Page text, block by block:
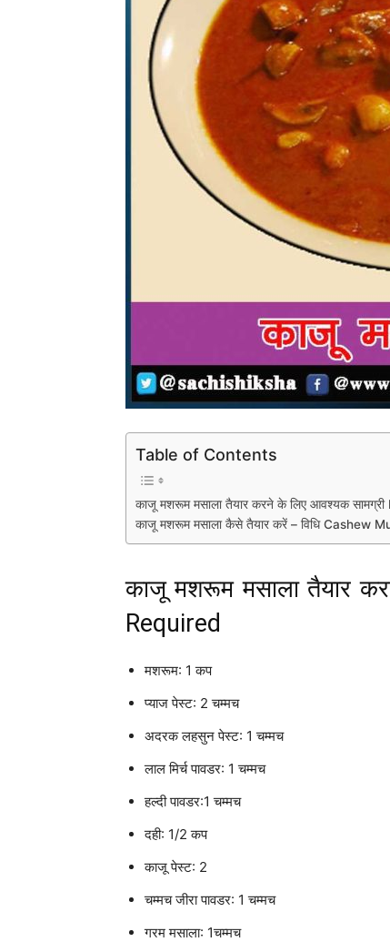
Table of Contents
काजू मशरूम मसाला तैयार करने के लिए आवश्यक
काजू मशरूम मसाला कैसे तैयार करें – विधि Cashew
काजू मशरूम मसाला तैयार
Required
मशरूम: 1 कप
प्याज पेस्ट: 2 चम्मच
अदरक लहसुन पेस्ट: 1 चम्मच
लाल मिर्च पावडर: 1 चम्मच
हल्दी पावडर:1 चम्मच
दही: 1/2 कप
काजू पेस्ट: 2
चम्मच जीरा पावडर: 1 चम्मच
गरम मसाला: 1चम्मच